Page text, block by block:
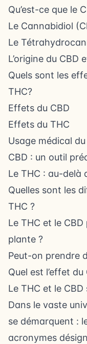
Qu’est-ce que le
Le Cannabidiol
Le
L’origine du CBD
Quels sont les
THC?
Effets du CBD
Effets du THC
Usage médical
CBD : un outil
Le THC : au-delà
Quelles sont les
THC ?
Le THC et le
plante ?
Peut-on prendre
Quel est l’effet
Le THC et le
Dans le vaste
se démarquent :
acronymes